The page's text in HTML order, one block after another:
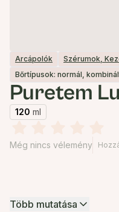
Arcápolók
Szérumok,
Bőrtípusok: normál,
Puretem
120 ml
Még nincs vélemény
Több mutatása